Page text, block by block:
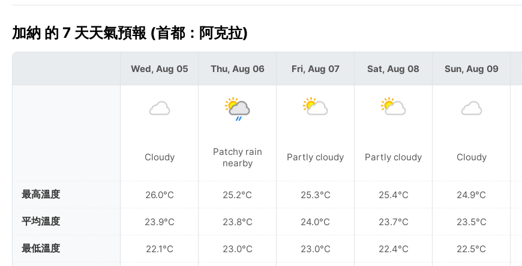
加納 的 7 天天氣預報 (首都：阿克拉)
最高溫度
平均溫度
最低溫度
Wed, Aug 05
Cloudy
26.0°C
23.9°C
22.1°C
Thu, Aug 06
Patchy rain
nearby
25.2°C
23.8°C
23.0°C
Fri, Aug 07
Partly cloudy
25.3°C
24.0°C
23.0°C
Sat, Aug 08
Partly cloudy
25.4°C
23.7°C
22.4°C
Sun, Aug 09
Cloudy
24.9°C
23.5°C
22.5°C